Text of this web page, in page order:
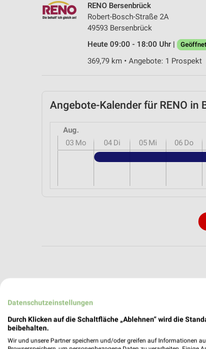
RENO Bersenbrück
Robert-Bosch-Straße 2A
49593 Bersenbrück
Heute 09:00 - 18:00 Uhr |
Geöffnet
369,79 km • Angebote: 1 Prospekt
Angebote-Kalender für RENO in
Aug.
03 Mo 04 Di 05 Mi 06 Do
weekli -
✔Folge
Datenschutzeinstellungen
Durch Klicken auf die Schaltfläche „Ablehnen“ wird die
beibehalten.
Wir und unsere Partner speichern und/oder greifen auf Informationen